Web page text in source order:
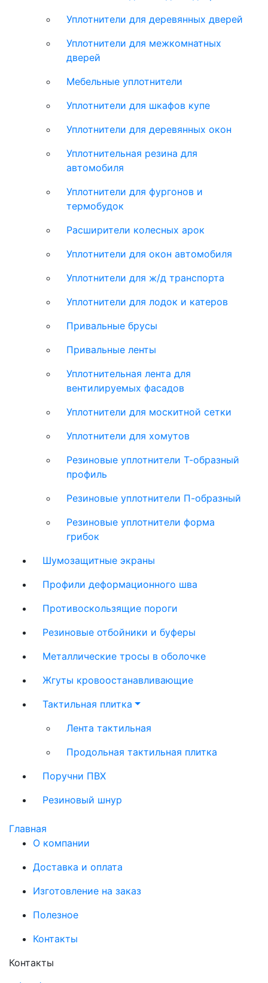
Уплотнители для деревянных дверей
Уплотнители для межкомнатных
дверей
Мебельные уплотнители
Уплотнители для шкафов купе
Уплотнители для деревянных окон
Уплотнительная резина для
автомобиля
Уплотнители для фургонов и
термобудок
Расширители колесных арок
Уплотнители для окон автомобиля
Уплотнители для ж/д транспорта
Уплотнители для лодок и катеров
Привальные брусы
Привальные ленты
Уплотнительная лента для
вентилируемых фасадов
Уплотнители для москитной сетки
Уплотнители для хомутов
Резиновые уплотнители Т-образный
профиль
Резиновые уплотнители П-образный
Резиновые уплотнители форма
грибок
Шумозащитные экраны
Профили деформационного шва
Противоскользящие пороги
Резиновые отбойники и буферы
Металлические тросы в оболочке
Жгуты кровоостанавливающие
Тактильная плитка
Лента тактильная
Продольная тактильная плитка
Поручни ПВХ
Резиновый шнур
Главная
О компании
Доставка и оплата
Изготовление на заказ
Полезное
Контакты
Контакты